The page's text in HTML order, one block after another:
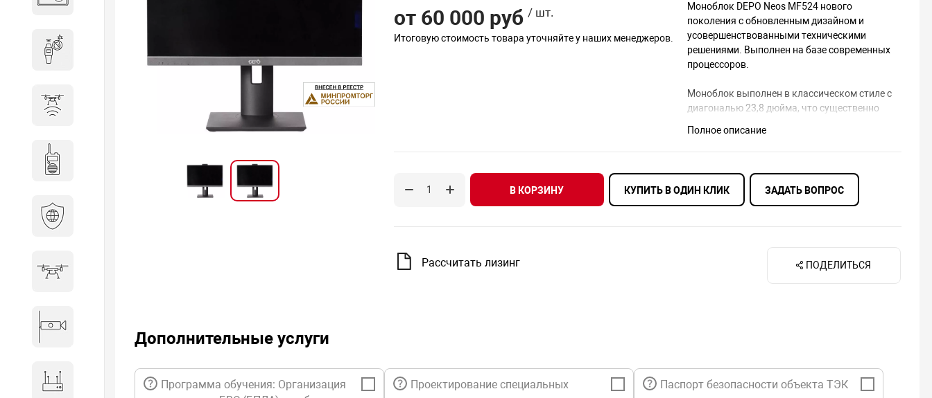
Сетевое оборудование
от 60 000 руб / шт.
Итоговую стоимость товара уточняйте у наших менеджеров.
Моноблок DEPO Neos MF524 нового
поколения с обновленным дизайном и
усовершенствованными техническими
решениями. Выполнен на базе современных
процессоров.
Моноблок выполнен в классическом стиле с
диагональю 23,8 дюйма, что существенно
Технологии, используемые в данной модели,
существенно увеличивают скорость работы
многозадачность и повышают
продуктивность работы пользователей.
Модель может быть построена с
2666/3200 МГц на базе следующих чипсетов*:
Компьютер оснащен всеми необходимыми
Полное описание
В КОРЗИНУ КУПИТЬ В ОДИН КЛИК ЗАДАТЬ ВОПРОС
Рассчитать лизинг ПОДЕЛИТЬСЯ
Дополнительные услуги
Программа обучения: Организация
Проектирование специальных
Паспорт безопасности объекта ТЭК